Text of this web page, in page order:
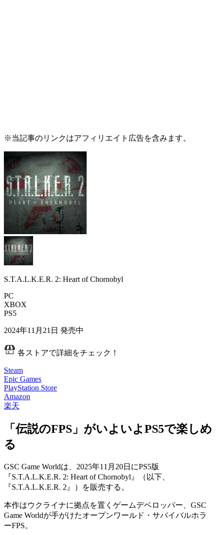
※当記事のリンクはアフィリエイト広告を含みます。
S.T.A.L.K.E.R. 2: Heart of Chornobyl
PC
XBOX
PS5
2024年11月21日 発売中
各ストアで詳細をチェック！
Steam
Epic Games
PlayStation Store
Amazon
楽天
「伝説のFPS」がいよいよPS5で楽しめ
る
GSC Game Worldは、2025年11月20日にPS5版
『S.T.A.L.K.E.R. 2: Heart of Chornobyl』
（以下、
『S.T.A.L.K.E.R. 2』）を販売する。
本作はウクライナに拠点を置くゲームデベロッパー、GSC
Game Worldが手がけたオープンワールド・サバイバルホラ
ーFPS。